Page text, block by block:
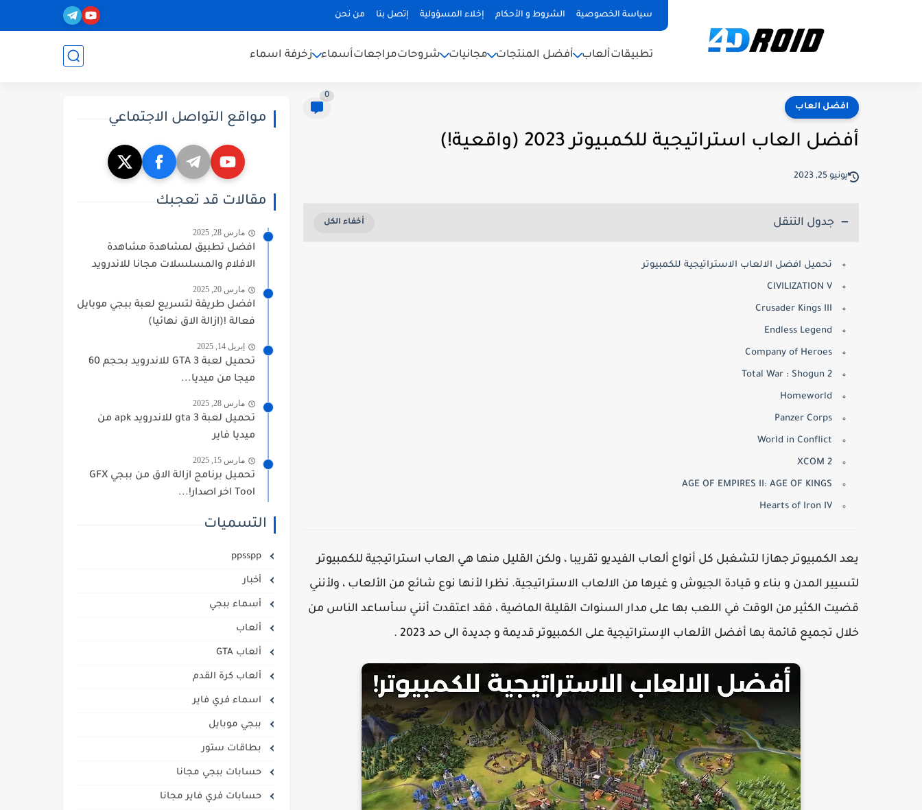
سياسة الخصوصية الشروط و الأحكام إخلاء المسؤولية إتصل بنا من نحن
تطبيقاتألعاب أفضل المنتجات مجانيات شروحاتمراجعاتأسماء زخرفة اسماء
افضل العاب
0
أفضل العاب استراتيجية للكمبيوتر 2023 (واقعية!)
يونيو 25, 2023
جدول التنقل
تحميل افضل الالعاب الاستراتيجية للكمبيوتر
CIVILIZATION V
Crusader Kings III
Endless Legend
Company of Heroes
Total War : Shogun 2
Homeworld
Panzer Corps
World in Conflict
XCOM 2
AGE OF EMPIRES II: AGE OF KINGS
Hearts of Iron IV
يعد الكمبيوتر جهازا لتشغبل كل أنواع ألعاب الفيديو تقريبا ، ولكن القليل منها هي العاب استراتيجية للكمبيوتر
لتسيير المدن و بناء و قيادة الجيوش و غيرها من الالعاب الاستراتيجية. نظرا لأنها نوع شائع من الألعاب ، ولأنني
قضيت الكثير من الوقت في اللعب بها على مدار السنوات القليلة الماضية ، فقد اعتقدت أنني سأساعد الناس من
خلال تجميع قائمة بها أفضل الألعاب الإستراتيجية على الكمبيوتر قديمة و جديدة الى حد 2023 .
مواقع التواصل الاجتماعي
مقالات قد تعجبك
مارس 28, 2025
افضل تطبيق لمشاهدة مشاهدة
الافلام والمسلسلات مجانا للاندرويد
مارس 20, 2025
افضل طريقة لتسريع لعبة ببجي موبايل
فعالة !(ازالة الاق نهائيا)
إبريل 14, 2025
تحميل لعبة GTA 3 للاندرويد بحجم 60
ميجا من ميديا...
مارس 28, 2025
تحميل لعبة gta 3 للاندرويد apk من
ميديا فاير
مارس 15, 2025
تحميل برنامج ازالة الاق من ببجي GFX
Tool اخر اصدار!...
التسميات
ppsspp
أخبار
أسماء ببجي
ألعاب
ألعاب GTA
ألعاب كرة القدم
اسماء فري فاير
ببجي موبايل
بطاقات ستور
حسابات ببجي مجانا
حسابات فري فاير مجانا